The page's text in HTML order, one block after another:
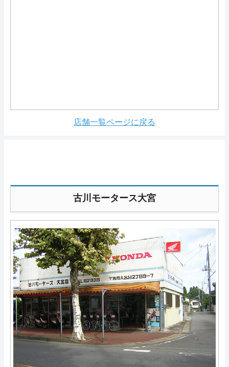
店舗一覧ページに戻る
古川モータース大宮